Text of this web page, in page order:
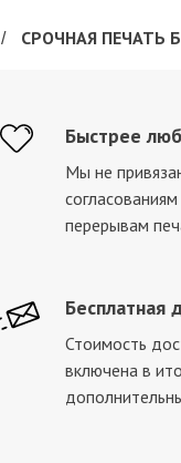
/ СРОЧНАЯ ПЕЧАТЬ
Быстрее
Мы не
перерывам
Бесплатная
Стоимость
включена в